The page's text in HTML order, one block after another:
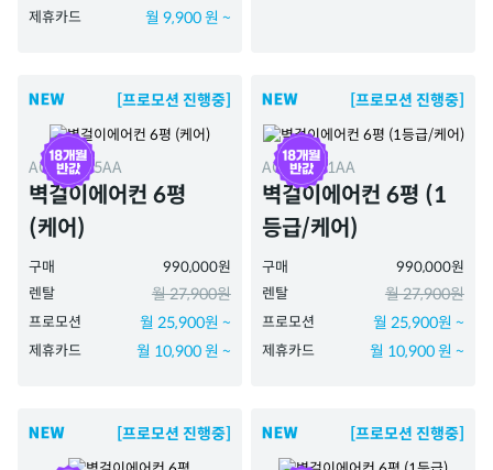
제휴카드 월 9,900 원 ~
[프로모션 진행중]
ACAH-065AA
벽걸이에어컨 6평
(케어)
구매
990,000원
렌탈
월 27,900원
프로모션 월 25,900원 ~
제휴카드 월 10,900 원 ~
[프로모션 진행중]
ACAH-061AA
벽걸이에어컨 6평 (1
등급/케어)
구매
990,000원
렌탈
월 27,900원
프로모션 월 25,900원 ~
제휴카드 월 10,900 원 ~
[프로모션 진행중] [프로모션 진행중]